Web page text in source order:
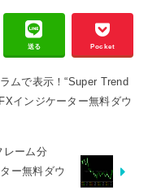
送る Pocket
ムで表示！“Super Trend
インジケーター無料ダウ
レーム分
ー無料ダウ